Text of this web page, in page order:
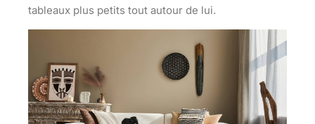
tableaux plus petits tout autour de lui.